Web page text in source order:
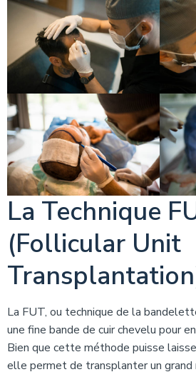
La Technique
(Follicular Unit
La FUT, ou technique de la
une fine bande de cuir chevelu pour
Bien que cette méthode puisse
elle permet de transplanter un grand